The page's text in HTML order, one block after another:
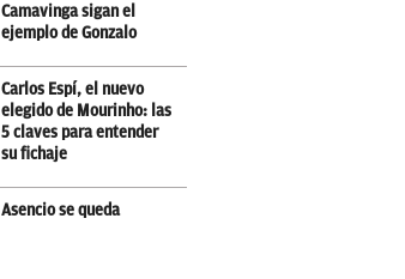
Camavinga sigan el
ejemplo de Gonzalo
Carlos Espí, el nuevo
elegido de Mourinho: las
5 claves para entender
su fichaje
Asencio se queda